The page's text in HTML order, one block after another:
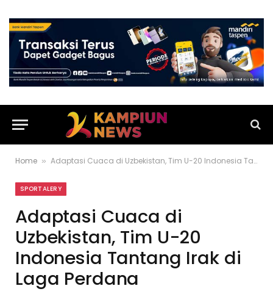
Home » Adaptasi Cuaca di Uzbekistan, Tim U-20 Indonesia Tantang Irak di Laga Perdana
SPORTALERY
Adaptasi Cuaca di
Uzbekistan, Tim U-20
Indonesia Tantang Irak di
Laga Perdana